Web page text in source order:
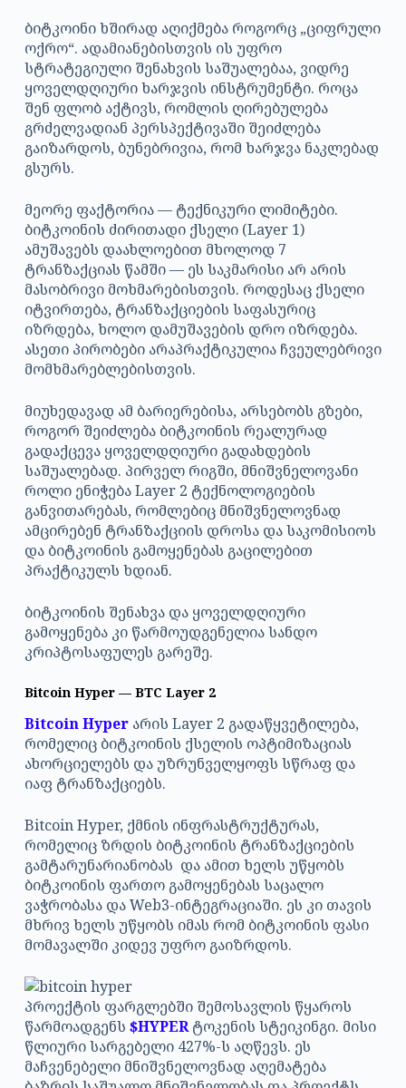
ბიტკოინი ხშირად აღიქმება როგორც „ციფრული
ოქრო“. ადამიანებისთვის ის უფრო
სტრატეგიული შენახვის საშუალებაა, ვიდრე
ყოველდღიური ხარჯვის ინსტრუმენტი. როცა
შენ ფლობ აქტივს, რომლის ღირებულება
გრძელვადიან პერსპექტივაში შეიძლება
გაიზარდოს, ბუნებრივია, რომ ხარჯვა ნაკლებად
გსურს.
მეორე ფაქტორია — ტექნიკური ლიმიტები.
ბიტკოინის ძირითადი ქსელი (Layer 1)
ამუშავებს დაახლოებით მხოლოდ 7
ტრანზაქციას წამში — ეს საკმარისი არ არის
მასობრივი მოხმარებისთვის. როდესაც ქსელი
იტვირთება, ტრანზაქციების საფასურიც
იზრდება, ხოლო დამუშავების დრო იზრდება.
ასეთი პირობები არაპრაქტიკულია ჩვეულებრივი
მომხმარებლებისთვის.
მიუხედავად ამ ბარიერებისა, არსებობს გზები,
როგორ შეიძლება ბიტკოინის რეალურად
გადაქცევა ყოველდღიური გადახდების
საშუალებად. პირველ რიგში, მნიშვნელოვანი
როლი ენიჭება Layer 2 ტექნოლოგიების
განვითარებას, რომლებიც მნიშვნელოვნად
ამცირებენ ტრანზაქციის დროსა და საკომისიოს
და ბიტკოინის გამოყენებას გაცილებით
პრაქტიკულს ხდიან.
ბიტკოინის შენახვა და ყოველდღიური
გამოყენება კი წარმოუდგენელია სანდო
კრიპტოსაფულეს გარეშე.
Bitcoin Hyper — BTC Layer 2
Bitcoin Hyper არის Layer 2 გადაწყვეტილება,
რომელიც ბიტკოინის ქსელის ოპტიმიზაციას
ახორციელებს და უზრუნველყოფს სწრაფ და
იაფ ტრანზაქციებს.
Bitcoin Hyper, ქმნის ინფრასტრუქტურას,
რომელიც ზრდის ბიტკოინის ტრანზაქციების
გამტარუნარიანობას და ამით ხელს უწყობს
ბიტკოინის ფართო გამოყენებას საცალო
ვაჭრობასა და Web3-ინტეგრაციაში. ეს კი თავის
მხრივ ხელს უწყობს იმას რომ ბიტკოინის ფასი
მომავალში კიდევ უფრო გაიზრდოს.
პროექტის ფარგლებში შემოსავლის წყაროს
წარმოადგენს $HYPERტოკენის სტეიკინგი. მისი
წლიური სარგებელი 427%-ს აღწევს. ეს
მაჩვენებელი მნიშვნელოვნად აღემატება